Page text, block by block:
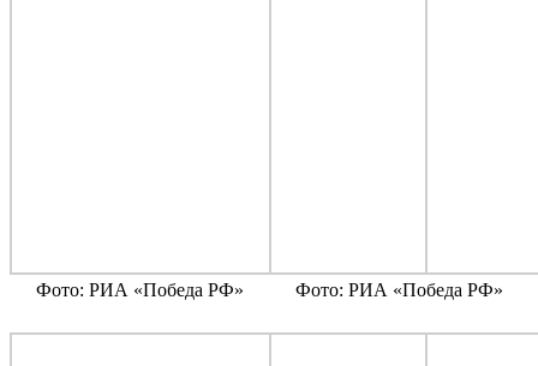
Фото: РИА «Победа РФ» Фото: РИА «Победа РФ»